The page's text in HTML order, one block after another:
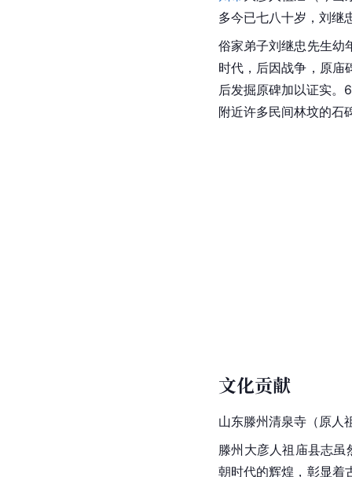
多今已七八十岁，刘继
俗家弟子刘继忠先生幼
时代，后因战争，原庙
后发掘原碑加以证实。
附近许多民间林坟的石
文化贡献
山东滕州清泉寺（原人
滕州大彦人祖庙县志虽
朝时代的辉煌，彰显着